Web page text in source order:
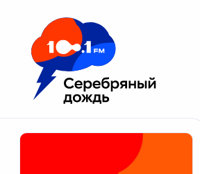
Москва 100.1 FM
Апатиты